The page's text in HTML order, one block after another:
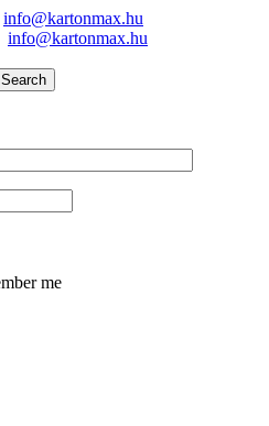
info@kartonmax.hu
info@kartonmax.hu
Search
me